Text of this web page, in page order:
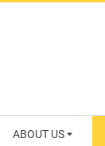
ABOUT US